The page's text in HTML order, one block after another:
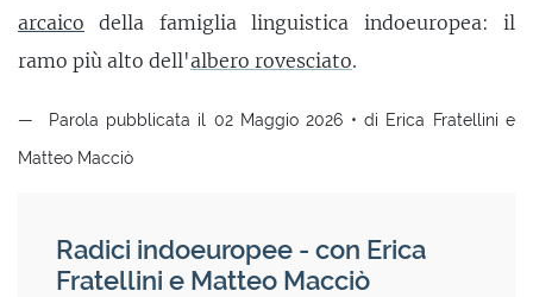
arcaico della famiglia linguistica indoeuropea: il
ramo più alto dell'albero rovesciato.
Parola pubblicata il 02 Maggio 2026 • di Erica Fratellini e
Matteo Macciò
Radici indoeuropee - con Erica
Fratellini e Matteo Macciò